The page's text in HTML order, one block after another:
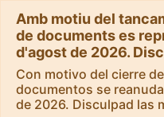
Amb motiu del
de documents es
d'agost de 2026.
Con motivo del cierre
documentos se
de 2026. Disculpad las